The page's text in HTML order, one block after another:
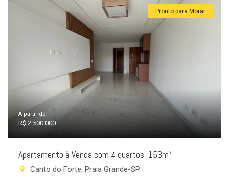
Pronto para Morar
A partir de:
R$ 2.500.000
Apartamento à Venda com 4 quartos, 153m²
Canto do Forte, Praia Grande-SP